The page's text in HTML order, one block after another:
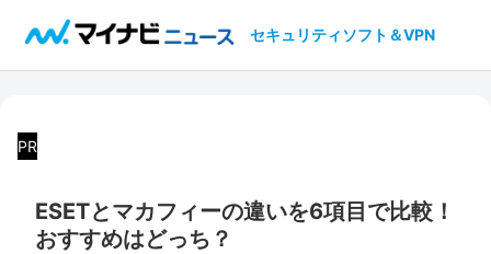
セキュリティソフト＆VPN
PR
ESETとマカフィーの違いを6項目で比較！
おすすめはどっち？